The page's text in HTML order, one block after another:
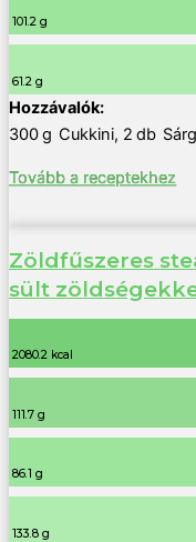
101.2 g
61.2 g
300g Cukkini, 2 db
Tovább a receptekhez
Zöldfűszeres
sült
2080.2 kcal
111.7 g
86.1 g
133.8 g